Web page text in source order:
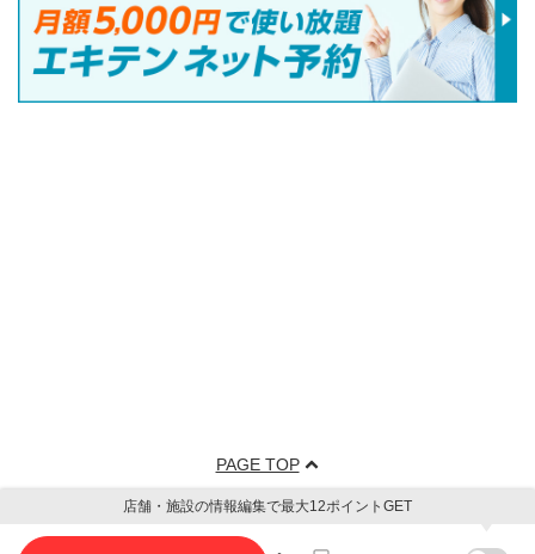
PAGE TOP
店舗・施設の情報編集で最大12ポイントGET